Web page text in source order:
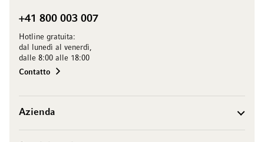
+41 800 003 007
Hotline gratuita:
dal lunedì al venerdì,
dalle 8:00 alle 18:00
Contatto
Azienda